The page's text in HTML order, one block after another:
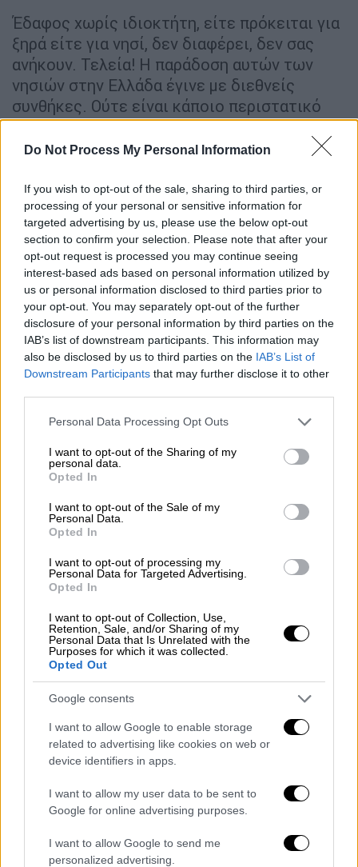
Do Not Process My Personal Information
If you wish to opt-out of the sale, sharing to third parties, or
processing of your personal or sensitive information for
targeted advertising by us, please use the below opt-out
section to confirm your selection. Please note that after your
opt-out request is processed you may continue seeing
interest-based ads based on personal information utilized by
us or personal information disclosed to third parties prior to
your opt-out. You may separately opt-out of the further
disclosure of your personal information by third parties on the
IAB’s list of downstream participants. This information may
also be disclosed by us to third parties on the IAB’s List of
Downstream Participants that may further disclose it to other
Please note that this website/app uses one or more Google
not limited to your visit or usage behaviour. You may click to
grant or deny consent to Google and its third-party tags to
use your data for below specified purposes in below Google
consent section.
Personal Data Processing Opt Outs
I want to opt-out of the Sharing of my
personal data.
Opted In
I want to opt-out of the Sale of my
Personal Data.
Opted In
I want to opt-out of processing my
Personal Data for Targeted Advertising.
Opted In
I want to opt-out of Collection, Use,
Retention, Sale, and/or Sharing of my
Personal Data that Is Unrelated with the
Purposes for which it was collected.
Opted Out
Google consents
I want to allow Google to enable storage
related to advertising like cookies on web or
device identifiers in apps.
I want to allow my user data to be sent to
Google for online advertising purposes.
I want to allow Google to send me
personalized advertising.
Έδαφος χωρίς ιδιοκτήτη, είτε πρόκειται για
ξηρά είτε για νησί, δεν διαφέρει, δεν σας
ανήκουν. Τελεία! Η παράδοση αυτών των
νησιών στην Ελλάδα έγινε με διεθνείς
συνθήκες. Ούτε είναι κάποιο περιστατικό
που συνέβη χτες. ΗΣυνθήκη της Λωζάνης
υπογράφηκε το 1923 και τα νησιά έμειναν
Ιταλίας και όταν η Ιταλία έχασε τον πόλεμο
μετά τον δεύτερο Παγκόσμιο Πόλεμο, στην
συνθήκη των Παρισίων αυτά τα νησιά
πέρασαν στην Ελλάδα. Η Τουρκία δεν
πρόβαλε κάποια αντίρρηση σε αυτό, ούτε
υπήρχε άλλωστε κάποιο νομικό έδαφος για
κάτι τέτοιο. Για αυτό και η Τουρκία δεν
αισθάνθηκε την ανάγκη να στείλει καν
αντιπροσωπεία στο Παρίσι.
Ας διαπιστώσουμε τώρα το εξής.
Τα νησιά
όπως και η ηπειρωτική χώρα έχουν
δικαιώματα σε υφαλοκρηπίδα, χωρικά ύδατα
και ΑΟΖ.Αυτό η Τουρκία δεν το δέχεται.
Εντάξει αλλά αυτό δεν έχει κάποια σημασία.
Διότι υπάρχει ο κανόνας του διεθνούς
το θαλάσσιο δίκαιο του 1983. Ναι η Τουρκία
δεν το υπέγραψε και για αυτό δεν την
δεσμεύει.
Αλλά αυτός είναι επίσης ένας προφορικός
κανόνας του διεθνούς δικαίου. Επιπλέον, η
μη αναγνώριση αυτής της κατάστασης των
νησιών, ουσιαστικά δεν αλλάζει τίποτα.
Αυτό είναι το status quo. Η Ελλάδα δεν θα
δεχτεί ποτέ την αλλαγή του status quo. Η
κατάσταση είναι παρόμοια με αυτήν μετά το
1945, όταν οι Σοβιετικοί ζητούσαν βάσεις
στα Στενά, ενώ ζητούσαν επίσης το Καρς και
Τουρκία
εκείνα τα αιτήματα; Μα διότι είχε δίκιο!